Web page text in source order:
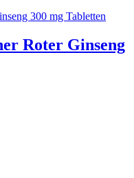
Roter Ginseng